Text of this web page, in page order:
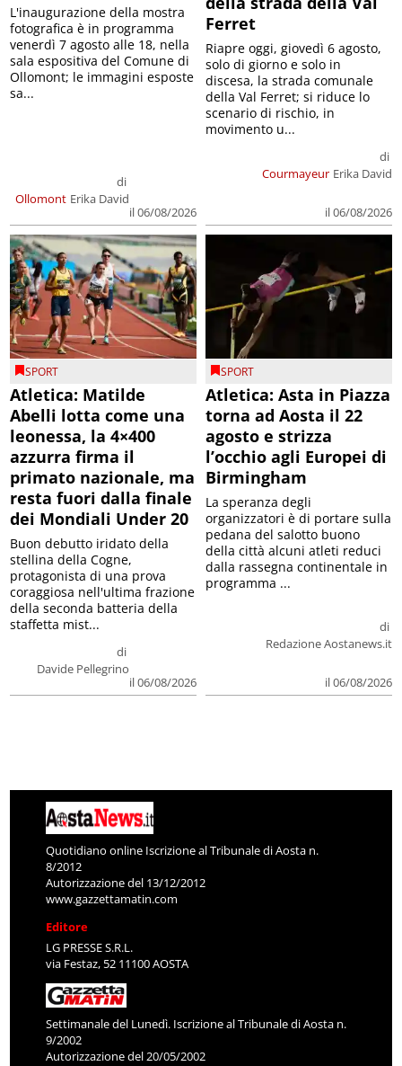
Ollomont
di
Erika David
il 06/08/2026
L'inaugurazione della mostra
fotografica è in programma
venerdì 7 agosto alle 18, nella
sala espositiva del Comune di
Ollomont; le immagini esposte
sa...
Ferret
Courmayeur
di
Erika David
il 06/08/2026
Riapre oggi, giovedì 6 agosto,
solo di giorno e solo in
discesa, la strada comunale
della Val Ferret; si riduce lo
scenario di rischio, in
movimento u...
SPORT
Atletica: Matilde
Abelli lotta come una
leonessa, la 4×400
azzurra firma il
primato nazionale, ma
resta fuori dalla finale
dei Mondiali Under 20
di
Davide Pellegrino
il 06/08/2026
Buon debutto iridato della
stellina della Cogne,
protagonista di una prova
coraggiosa nell'ultima frazione
della seconda batteria della
staffetta mist...
SPORT
Atletica: Asta in Piazza
torna ad Aosta il 22
agosto e strizza
l’occhio agli Europei di
Birmingham
di
Redazione Aostanews.it
il 06/08/2026
La speranza degli
organizzatori è di portare sulla
pedana del salotto buono
della città alcuni atleti reduci
dalla rassegna continentale in
programma ...
Quotidiano online Iscrizione al Tribunale di Aosta n.
8/2012
Autorizzazione del 13/12/2012
www.gazzettamatin.com
Editore
LG PRESSE S.R.L.
via Festaz, 52 11100 AOSTA
Settimanale del Lunedì. Iscrizione al Tribunale di Aosta n.
9/2002
Autorizzazione del 20/05/2002